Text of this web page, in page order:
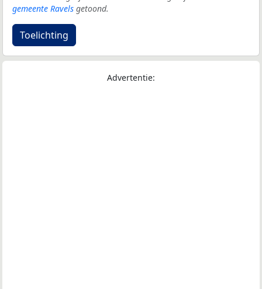
gemeente Ravels getoond.
Toelichting
Advertentie: